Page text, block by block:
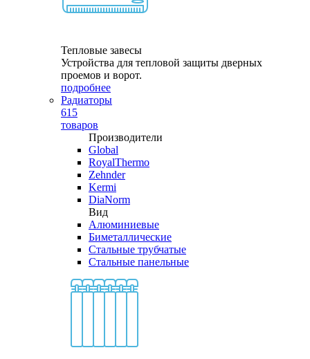
Тепловые завесы
Устройства для тепловой защиты дверных
проемов и ворот.
подробнее
Радиаторы
615
товаров
Производители
Global
RoyalThermo
Zehnder
Kermi
DiaNorm
Вид
Алюминиевые
Биметаллические
Стальные трубчатые
Стальные панельные